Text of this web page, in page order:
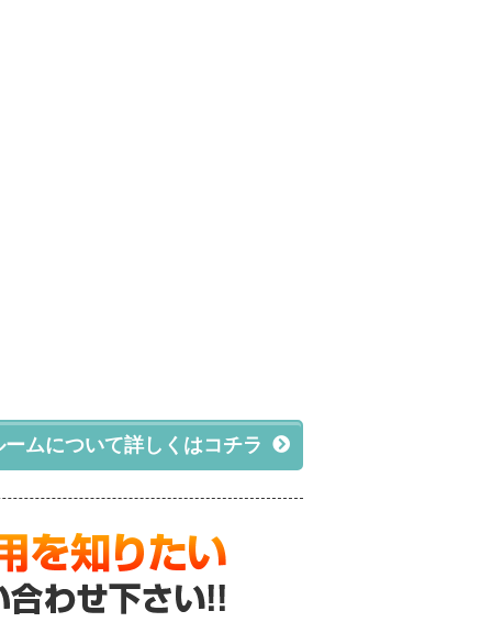
ムについて詳しくはコチラ